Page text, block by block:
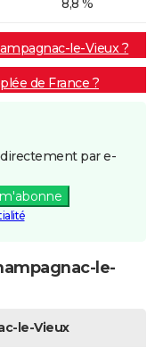
8,8 %
le-Vieux ?
de France ?
par e-
le-
le-Vieux